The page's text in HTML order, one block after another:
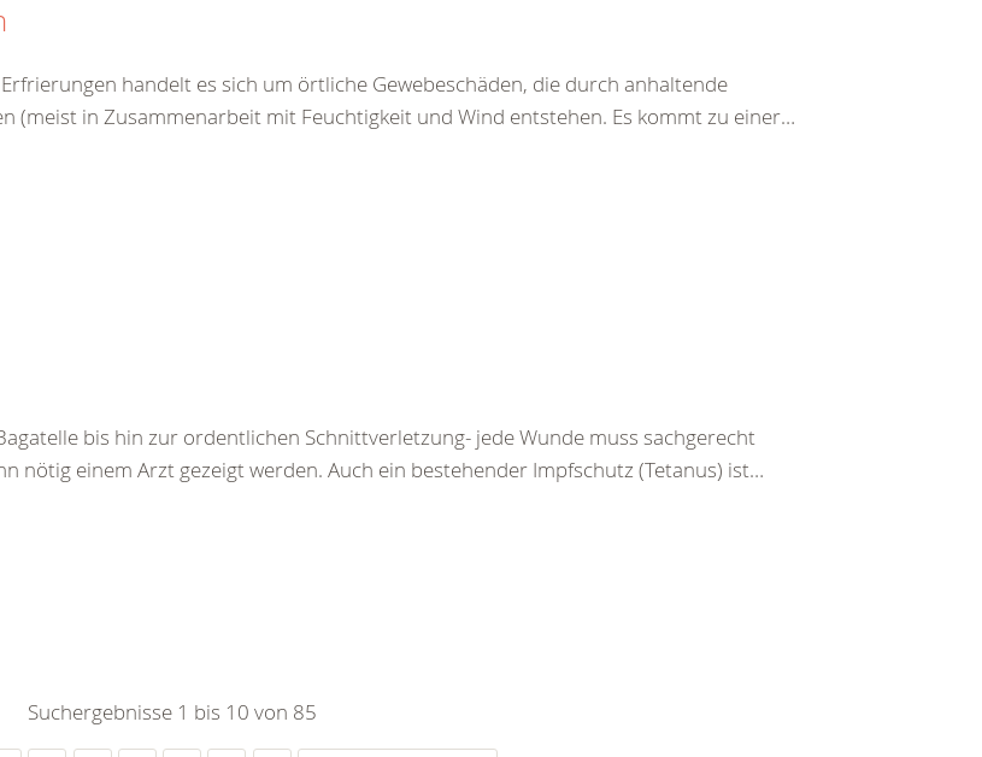
handelt es sich um örtliche Gewebeschäden, die durch anhaltende
(meist in Zusammenarbeit mit Feuchtigkeit und Wind entstehen. Es kommt zu einer…
bis hin zur ordentlichen Schnittverletzung- jede Wunde muss sachgerecht
nötig einem Arzt gezeigt werden. Auch ein bestehender Impfschutz (Tetanus) ist…
Suchergebnisse 1 bis 10 von 85